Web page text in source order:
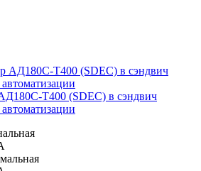
Т400 (SDEC) в сэндвич